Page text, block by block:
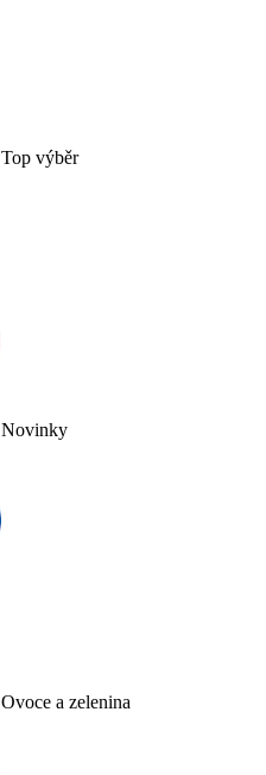
Top výběr
Novinky
Ovoce a zelenina